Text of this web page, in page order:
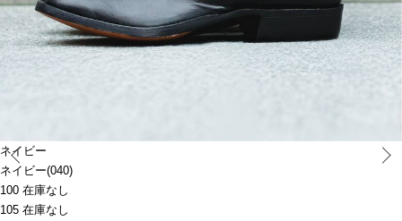
ネイビー
ネイビー(040)
100 在庫なし
105 在庫なし
Prev